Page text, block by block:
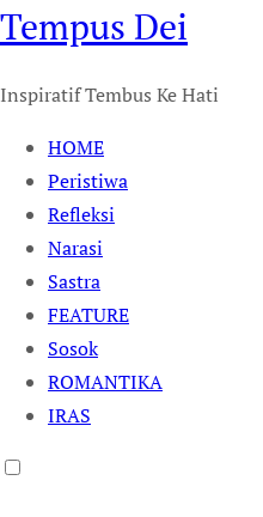
Tempus Dei
Inspiratif Tembus Ke Hati
HOME
Peristiwa
Refleksi
Narasi
Sastra
FEATURE
Sosok
ROMANTIKA
IRAS